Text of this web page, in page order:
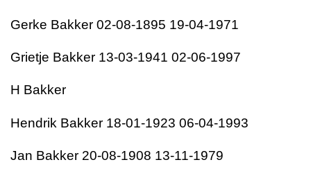
Gerke Bakker 02-08-1895 19-04-1971
Grietje Bakker 13-03-1941 02-06-1997
H Bakker
Hendrik Bakker 18-01-1923 06-04-1993
Jan Bakker 20-08-1908 13-11-1979